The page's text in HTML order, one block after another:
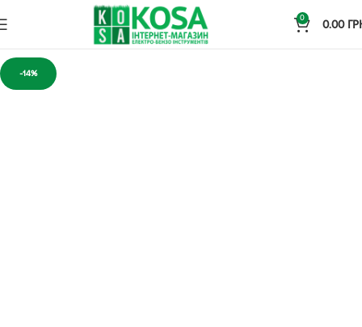
0
0.00
-14%